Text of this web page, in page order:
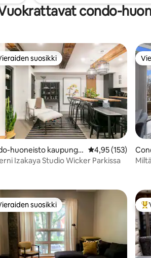
condo-
4,98/5, 121 arvostelua
suosikkien parhaimmistoa
suosikki
huoneisto kaupungis Keskimääräinen
4,95 (153)
Izakaya Studio Wicker Parkissa
sa
suosikkien parhaimmistoa
suosikki